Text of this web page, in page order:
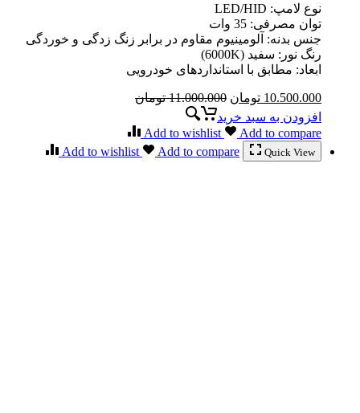
نوع لامپ: LED/HID
توان مصرفی: 35 وات
جنس بدنه: آلومینیوم مقاوم در برابر زنگ زدگی و خوردگی
رنگ نور: سفید (6000K)
ابعاد: مطابق با استانداردهای خودرویی
10.500.000 تومان 11.000.000 تومان
افزودن به سبد خرید
Add to wishlist
Add to compare
Quick View
Add to wishlist Add to compare